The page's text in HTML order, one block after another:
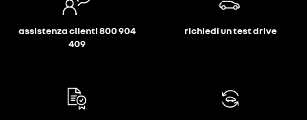
assistenza clienti 800 904
409
richiedi un test drive